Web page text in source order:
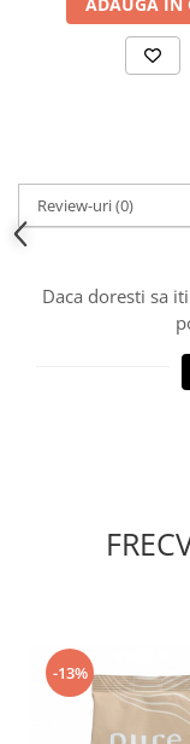
Review-uri(0)
Daca doresti sa
-13%